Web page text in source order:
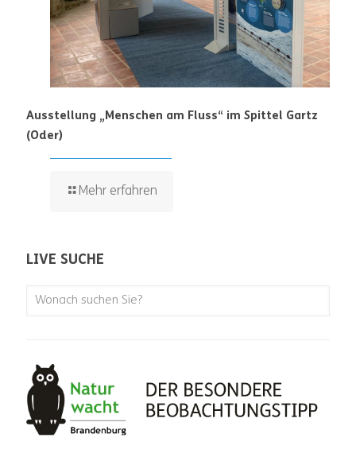
Ausstellung „Menschen am Fluss“ im Spittel Gartz
(Oder)
Mehr erfahren
LIVE SUCHE